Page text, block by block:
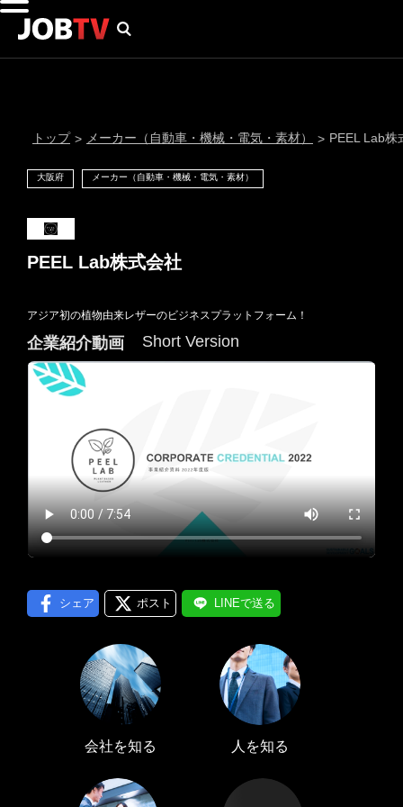
通知設定
メール通知
LINE通知
トップ > メーカー（自動車・機械・電気・素材） > PEEL Lab株
大阪府 メーカー（自動車・機械・電気・素材）
PEEL Lab株式会社
アジア初の植物由来レザーのビジネスプラットフォーム！
企業紹介動画 Short Version
シェア ポスト LINEで送る
会社を知る 人を知る
にはプロフィール画像のアップロードが必要です
ログインする ＞